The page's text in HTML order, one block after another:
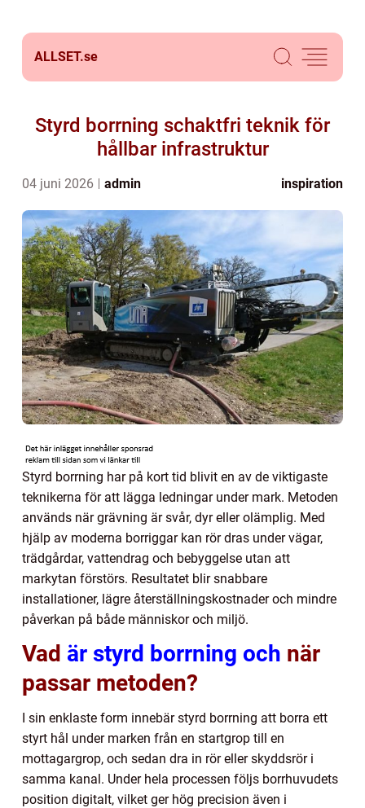
ALLSET.se
Styrd borrning schaktfri teknik för
hållbar infrastruktur
04 juni 2026 admin inspiration
Styrd borrning har på kort tid blivit en av de viktigaste
teknikerna för att lägga ledningar under mark. Metoden
används när grävning är svår, dyr eller olämplig. Med
hjälp av moderna borriggar kan rör dras under vägar,
trädgårdar, vattendrag och bebyggelse utan att
markytan förstörs. Resultatet blir snabbare
installationer, lägre återställningskostnader och mindre
påverkan på både människor och miljö.
Vad är styrd borrning och när
passar metoden?
I sin enklaste form innebär styrd borrning att borra ett
styrt hål under marken från en startgrop till en
mottagargrop, och sedan dra in rör eller skyddsrör i
samma kanal. Under hela processen följs borrhuvudets
position digitalt, vilket ger hög precision även i